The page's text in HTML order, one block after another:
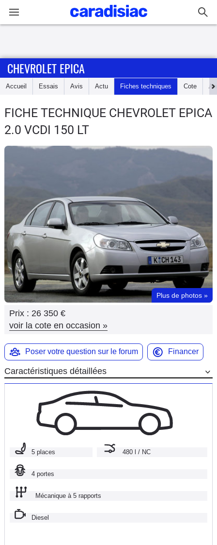
Accueil
Essais
Guide
Electriques
Utilitaires
Flottes
Auto
Services
Forum
Moto
Marques
CHEVROLET EPICA
Accueil Essais Avis Actu Fiches techniques Cote
FICHE TECHNIQUE CHEVROLET EPICA
2.0 VCDI 150 LT
Plus de photos »
Prix : 26 350 €
voir la cote en occasion »
Poser votre question sur le forum Financer
Caractéristiques détaillées
5 places 480 l / NC
4 portes
Mécanique à 5 rapports
Diesel